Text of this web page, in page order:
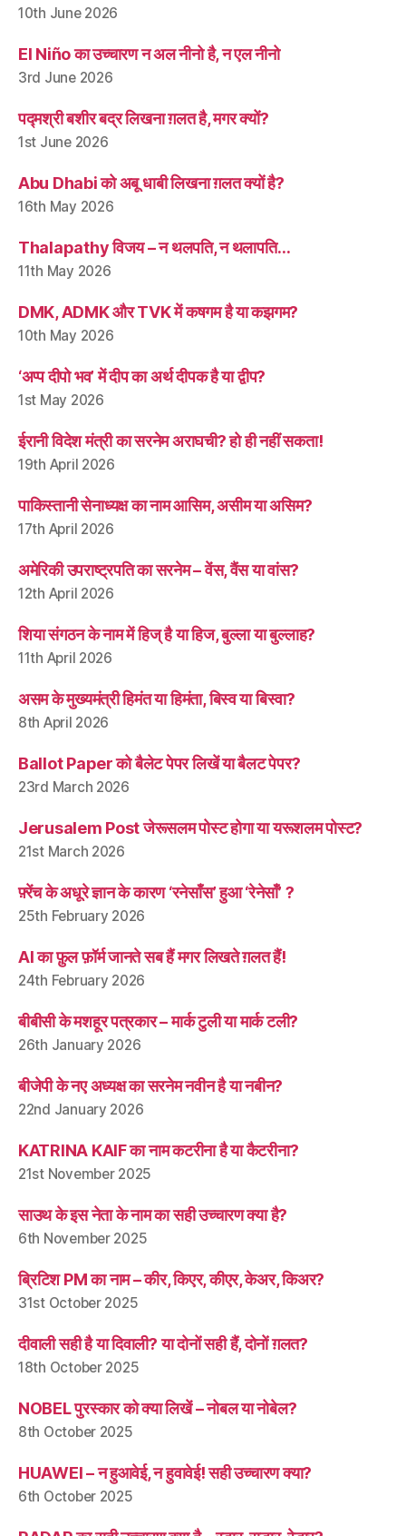
10th June 2026
El Niño का उच्चारण न अल नीनो है, न एल नीनो
3rd June 2026
पद्मश्री बशीर बद्र लिखना ग़लत है, मगर क्यों?
1st June 2026
Abu Dhabi को अबू धाबी लिखना ग़लत क्यों है?
16th May 2026
Thalapathy विजय – न थलपति, न थलापति…
11th May 2026
DMK, ADMK और TVK में कषगम है या कझगम?
10th May 2026
‘अप्प दीपो भव’ में दीप का अर्थ दीपक है या द्वीप?
1st May 2026
ईरानी विदेश मंत्री का सरनेम अराघची? हो ही नहीं सकता!
19th April 2026
पाकिस्तानी सेनाध्यक्ष का नाम आसिम, असीम या असिम?
17th April 2026
अमेरिकी उपराष्ट्रपति का सरनेम – वेंस, वैंस या वांस?
12th April 2026
शिया संगठन के नाम में हिज् है या हिज, बुल्ला या बुल्लाह?
11th April 2026
असम के मुख्यमंत्री हिमंत या हिमंता, बिस्व या बिस्वा?
8th April 2026
Ballot Paper को बैलेट पेपर लिखें या बैलट पेपर?
23rd March 2026
Jerusalem Post जेरूसलम पोस्ट होगा या यरूशलम पोस्ट?
21st March 2026
फ़्रेंच के अधूरे ज्ञान के कारण ‘रनेसाँस’ हुआ ‘रेनेसाँ’ ?
25th February 2026
AI का फ़ुल फ़ॉर्म जानते सब हैं मगर लिखते ग़लत हैं!
24th February 2026
बीबीसी के मशहूर पत्रकार – मार्क टुली या मार्क टली?
26th January 2026
बीजेपी के नए अध्यक्ष का सरनेम नवीन है या नबीन?
22nd January 2026
KATRINA KAIF का नाम कटरीना है या कैटरीना?
21st November 2025
साउथ के इस नेता के नाम का सही उच्चारण क्या है?
6th November 2025
ब्रिटिश PM का नाम – कीर, किएर, कीएर, केअर, किअर?
31st October 2025
दीवाली सही है या दिवाली? या दोनों सही हैं, दोनों ग़लत?
18th October 2025
NOBEL पुरस्कार को क्या लिखें – नोबल या नोबेल?
8th October 2025
HUAWEI – न हुआवेई, न हुवावेई! सही उच्चारण क्या?
6th October 2025